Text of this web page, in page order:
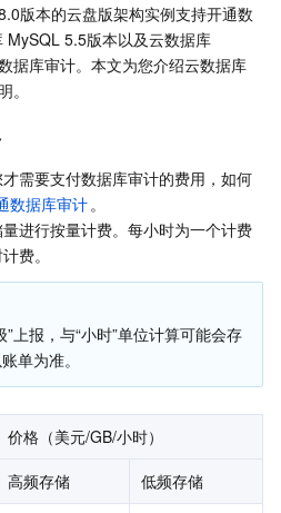
）
（兼容 Redis）
价格
版本的云盘版架构实例支持开通数
5.5版本以及云数据库
据库审计。本文为您介绍云数据库
。
需要支付数据库审计的费用，如何
数据库审计。
进行按量计费。每小时为一个计费
费。
上报，与“小时”单位计算可能会存
单为准。
价格（美元/GB/小时）
高频存储
低频存储